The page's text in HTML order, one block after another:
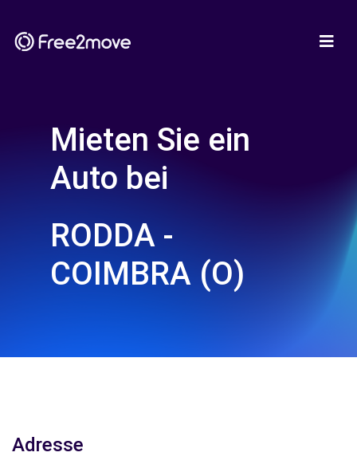
Mieten Sie ein
Auto bei
RODDA -
COIMBRA (O)
Adresse